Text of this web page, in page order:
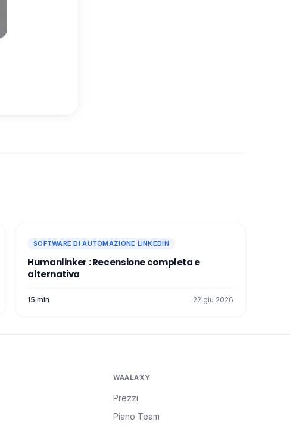
SOFTWARE DI AUTOMAZIONE LINKEDIN
Humanlinker : Recensione completa e
alternativa
15 min 22 giu 2026
WAALAXY
Prezzi
Piano Team